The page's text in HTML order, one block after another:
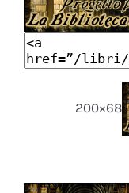
200×68